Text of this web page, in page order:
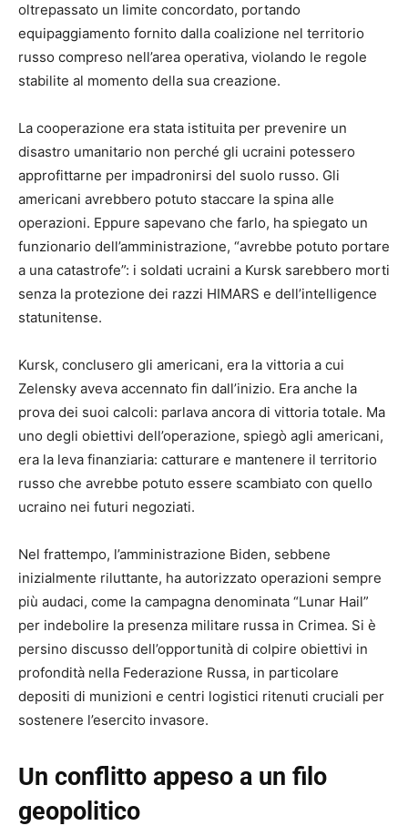
oltrepassato un limite concordato, portando
equipaggiamento fornito dalla coalizione nel territorio
russo compreso nell’area operativa, violando le regole
stabilite al momento della sua creazione.
La cooperazione era stata istituita per prevenire un
disastro umanitario non perché gli ucraini potessero
approfittarne per impadronirsi del suolo russo. Gli
americani avrebbero potuto staccare la spina alle
operazioni. Eppure sapevano che farlo, ha spiegato un
funzionario dell’amministrazione, “avrebbe potuto portare
a una catastrofe”: i soldati ucraini a Kursk sarebbero morti
senza la protezione dei razzi HIMARS e dell’intelligence
statunitense.
Kursk, conclusero gli americani, era la vittoria a cui
Zelensky aveva accennato fin dall’inizio. Era anche la
prova dei suoi calcoli: parlava ancora di vittoria totale. Ma
uno degli obiettivi dell’operazione, spiegò agli americani,
era la leva finanziaria: catturare e mantenere il territorio
russo che avrebbe potuto essere scambiato con quello
ucraino nei futuri negoziati.
Nel frattempo, l’amministrazione Biden, sebbene
inizialmente riluttante, ha autorizzato operazioni sempre
più audaci, come la campagna denominata “Lunar Hail”
per indebolire la presenza militare russa in Crimea. Si è
persino discusso dell’opportunità di colpire obiettivi in
profondità nella Federazione Russa, in particolare
depositi di munizioni e centri logistici ritenuti cruciali per
sostenere l’esercito invasore.
Un conflitto appeso a un filo
geopolitico